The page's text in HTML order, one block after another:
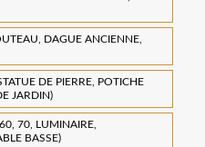
DAGUE ANCIENNE,
DE PIERRE, POTICHE
JARDIN)
70, LUMINAIRE,
BASSE)